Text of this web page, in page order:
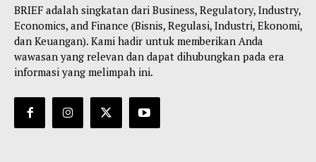
BRIEF adalah singkatan dari Business, Regulatory, Industry,
Economics, and Finance (Bisnis, Regulasi, Industri, Ekonomi,
dan Keuangan). Kami hadir untuk memberikan Anda
wawasan yang relevan dan dapat dihubungkan pada era
informasi yang melimpah ini.